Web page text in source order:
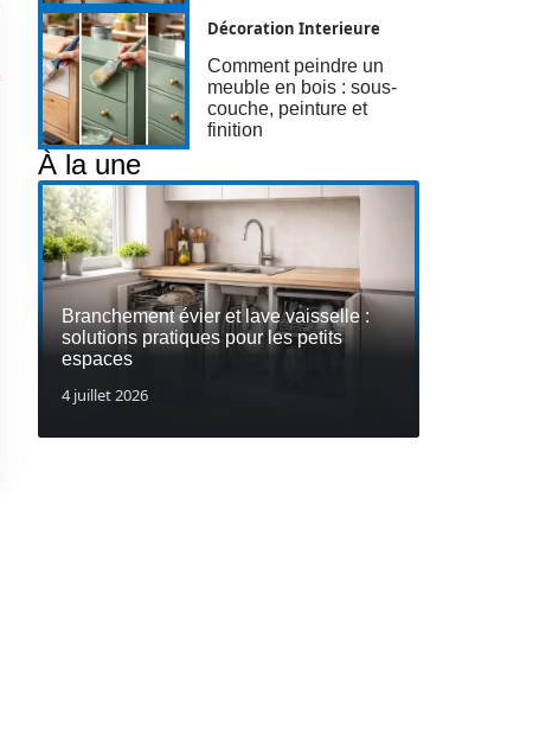
Décoration Interieure
Comment peindre un
meuble en bois : sous-
couche, peinture et
finition
À la une
Branchement évier et lave vaisselle :
solutions pratiques pour les petits
espaces
4 juillet 2026